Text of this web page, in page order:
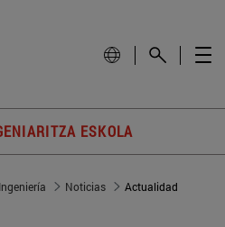
ESKOLA
Noticias Actualidad